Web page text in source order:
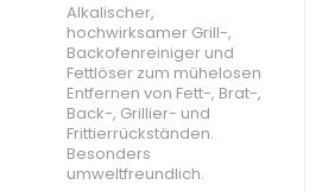
Alkalischer,
hochwirksamer Grill-,
Backofenreiniger und
Fettlöser zum mühelosen
Entfernen von Fett-, Brat-,
Back-, Grillier- und
Frittierrückständen.
Besonders
umweltfreundlich.